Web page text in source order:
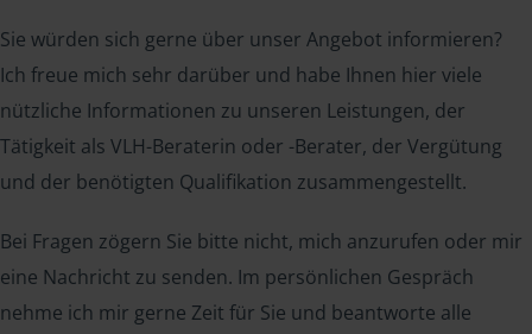
Sie würden sich gerne über unser Angebot informieren?
Ich freue mich sehr darüber und habe Ihnen hier viele
nützliche Informationen zu unseren Leistungen, der
Tätigkeit als VLH-Beraterin oder -Berater, der Vergütung
und der benötigten Qualifikation zusammengestellt.
Bei Fragen zögern Sie bitte nicht, mich anzurufen oder mir
eine Nachricht zu senden. Im persönlichen Gespräch
nehme ich mir gerne Zeit für Sie und beantworte alle